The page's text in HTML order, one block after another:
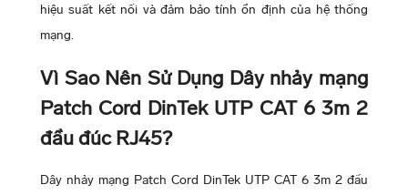
hiệu suất kết nối và đảm bảo tính ổn định của hệ thống
mạng.
Vì Sao Nên Sử Dụng Dây nhảy mạng
Patch Cord DinTek UTP CAT 6 3m 2
đầu đúc RJ45?
Dây nhảy mạng Patch Cord DinTek UTP CAT 6 3m 2 đầu